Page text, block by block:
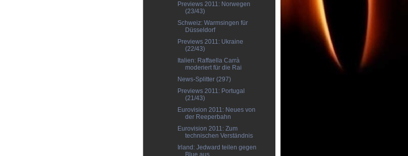
Previews 2011: Norwegen
(23/43)
Schweiz: Warmsingen für
Düsseldorf
Previews 2011: Ukraine
(22/43)
Italien: Raffaella Carrà
moderiert für die Rai
News-Splitter (297)
Previews 2011: Portugal
(21/43)
Eurovision 2011: Neues von
der Reeperbahn
Eurovision 2011: Zum
technischen Verständnis
Irland: Jedward teilen gegen
Blue aus